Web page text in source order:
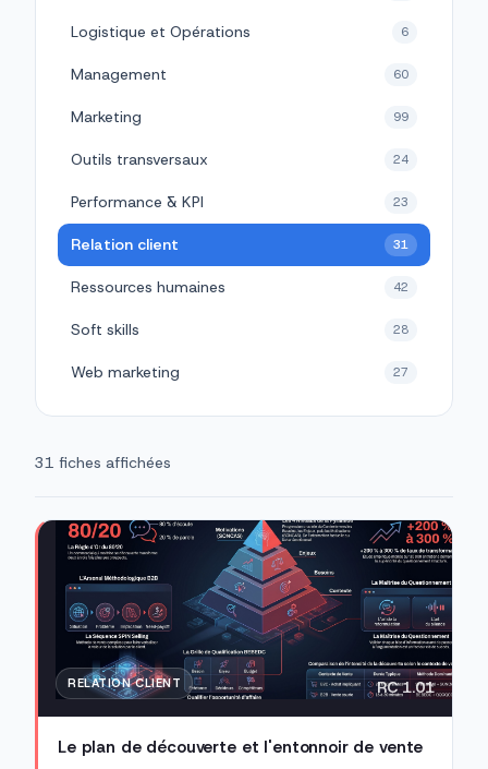
Logistique et Opérations 6
Management 60
Marketing 99
Outils transversaux 24
Performance & KPI 23
Relation client 31
Ressources humaines 42
Soft skills 28
Web marketing 27
31 fiches affichées
RELATION CLIENT RC 1.01
Le plan de découverte et l'entonnoir de vente